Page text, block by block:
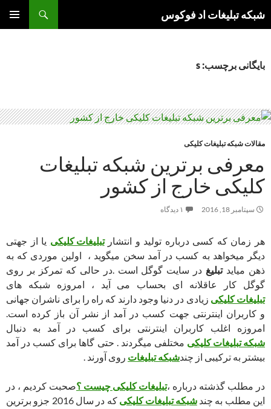
شبکه تبلیغات اد فوکوس
بایگانی برچسب: s
مقالات شبکه تبلیغات کلیکی
معرفی برترین شبکه تبلیغات
کلیکی خارج از کشور
سپتامبر 18, 2016 ۱ دیدگاه
هر زمان که کسی درباره تولید و انتشارتبلیغات کلیکی یا از جهتی
دیگر میخواهد به کسب در آمد سخن میگوید ، اولین موردی که به
ذهن میایدتبلیغ در سایت گوگل است .در حالی که تمرکز بر روی
گوگل کار عاقلانه ای بحساب می آید ، امروزه شبکه های
تبلیغات کلیکی زیادی در دنیا وجود دارند که راه را برای ناشران جهانی
و کاربران اینترنتی جهت کسب در آمد از نشر آن باز کرده است.
امروزه اغلب کاربران اینترنتی برای کسب در آمد به دنبال
شبکه تبلیغات کلیکی مختلفی میگردند . حتی گاها برای کسب در آمد
بیشتر به ترکیبی از چندشبکه تبلیغات روی آورند .
در مطلب گذشته درباره ،تبلیغات کلیکی چیست ؟صحبت کردیم ، در
این مطلب به چندشبکه تبلیغات کلیکی
که در سال 2016 جزو برترین